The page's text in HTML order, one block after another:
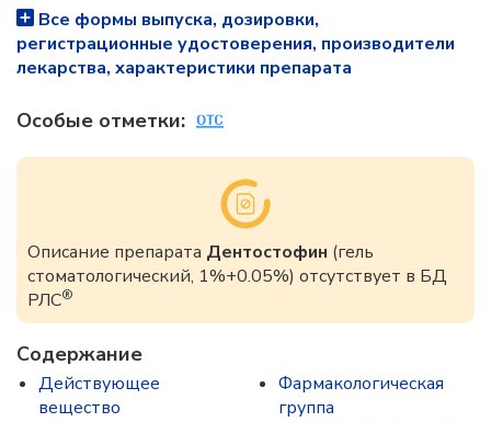
Все формы выпуска, дозировки,
регистрационные удостоверения, производители
лекарства, характеристики препарата
Особые отметки:
Описание препарата Дентостофин (гель
стоматологический, 1%+0.05%) отсутствует в БД
РЛС®
Содержание
Действующее
вещество
Фармакологическая
группа